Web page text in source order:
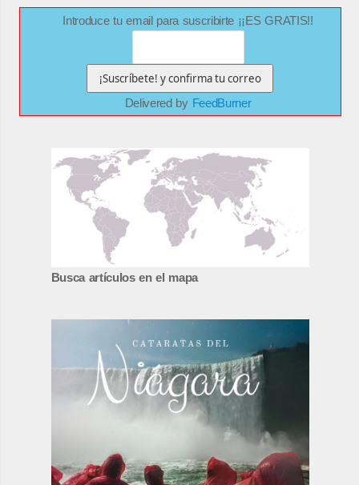
Introduce tu email para suscribirte ¡¡ES GRATIS!!
Delivered by FeedBurner
Busca artículos en el mapa